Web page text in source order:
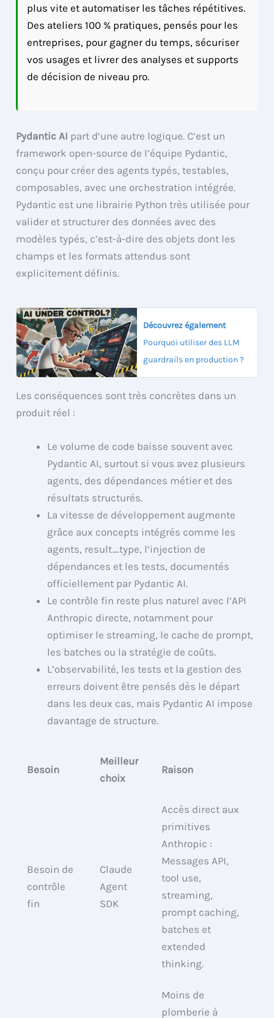
plus vite et automatiser les tâches répétitives.
Des ateliers 100 % pratiques, pensés pour les
entreprises, pour gagner du temps, sécuriser
vos usages et livrer des analyses et supports
de décision de niveau pro.
Pydantic AI part d’une autre logique. C’est un
framework open-source de l’équipe Pydantic,
conçu pour créer des agents typés, testables,
composables, avec une orchestration intégrée.
Pydantic est une librairie Python très utilisée pour
valider et structurer des données avec des
modèles typés, c’est-à-dire des objets dont les
champs et les formats attendus sont
explicitement définis.
Découvrez également
Pourquoi utiliser des LLM
guardrails en production ?
Les conséquences sont très concrètes dans un
produit réel :
Le volume de code baisse souvent avec
Pydantic AI, surtout si vous avez plusieurs
agents, des dépendances métier et des
résultats structurés.
La vitesse de développement augmente
grâce aux concepts intégrés comme les
agents, result_type, l’injection de
dépendances et les tests, documentés
officiellement par Pydantic AI.
Le contrôle fin reste plus naturel avec l’API
Anthropic directe, notamment pour
optimiser le streaming, le cache de prompt,
les batches ou la stratégie de coûts.
L’observabilité, les tests et la gestion des
erreurs doivent être pensés dès le départ
dans les deux cas, mais Pydantic AI impose
davantage de structure.
Besoin
Meilleur
choix
Raison
Besoin de
contrôle
fin
Claude
Agent
SDK
Accès direct aux
primitives
Anthropic :
Messages API,
tool use,
streaming,
prompt caching,
batches et
extended
thinking.
Moins de
plomberie à